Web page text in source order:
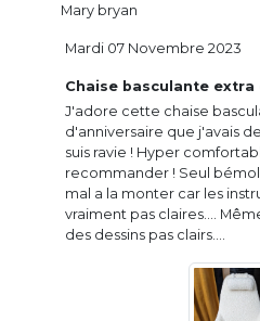
Mary bryan
Chaise basculante
J'adore cette chaise
d'anniversaire que j'avais
suis ravie ! Hyper
recommander ! Seul
mal a la monter car les
vraiment pas claires....
des dessins pas clairs....
Mardi 07 Novembre 2023